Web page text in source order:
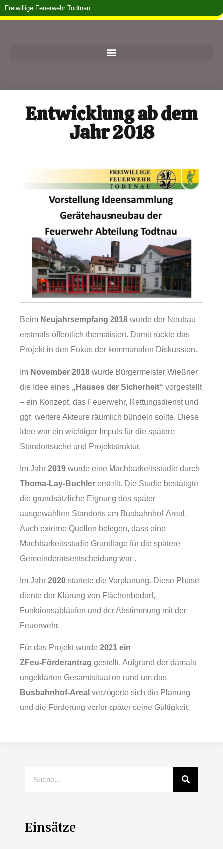
Freiwillige Feuerwehr Todtnau
Entwicklung ab dem
Jahr 2018
Beim Neujahrsempfang 2018 wurde der Neubau
erstmals öffentlich thematisiert. Damit rückte das
Projekt in den Fokus der kommunalen Diskussion.
Im November 2018 wurde Bürgermeister Wießner
die Idee eines „Hauses der Sicherheit“ vorgestellt
– ein Konzept, das Feuerwehr, Rettungsdienst und
ggf. weitere Akteure räumlich bündeln sollte. Diese
Idee war ein wichtiger Impuls für die spätere
Standortsuche und Projektstruktur.
Im Jahr 2019 wurde eine Machbarkeitsstudie durch
Thoma‑Lay‑Buchler erstellt. Die Studie bestätigte
die grundsätzliche Eignung des später
ausgewählten Standorts am Busbahnhof‑Areal.
Auch externe Quellen belegen, dass eine
Machbarkeitsstudie Grundlage für die spätere
Gemeinderatsentscheidung war .
Im Jahr 2020 startete die Vorplanung. Diese Phase
diente der Klärung von Flächenbedarf,
Funktionsabläufen und der Abstimmung mit der
Feuerwehr.
Für das Projekt wurde 2021 ein
ZFeu‑Förderantrag gestellt. Aufgrund der damals
ungeklärten Gesamtsituation rund um das
Busbahnhof‑Areal verzögerte sich die Planung
und die Förderung verlor später seine Gültigkeit.
Einsätze